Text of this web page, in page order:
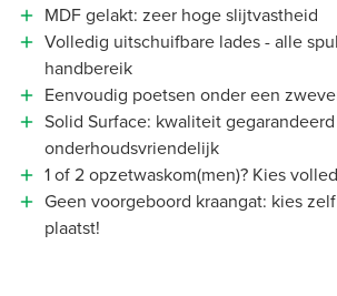
MDF gelakt: zeer hoge slijtvastheid
Volledig uitschuifbare lades - alle
handbereik
Eenvoudig poetsen onder een
Solid Surface: kwaliteit
onderhoudsvriendelijk
1 of 2 opzetwaskom(men)? Kies
Geen voorgeboord kraangat: kies
plaatst!